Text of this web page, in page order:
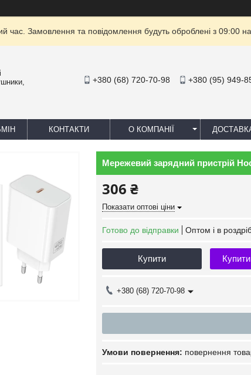
час. Замовлення та повідомлення будуть оброблені з 09:00
+380 (68) 720-70-98 +380 (95) 949-
КОНТАКТИ О КОМПАНІЇ
Мережевий зарядний пристрій
306 ₴
Показати оптові ціни
Готово до відправки Оптом і в
Купити
+380 (68) 720-70-98
повернення